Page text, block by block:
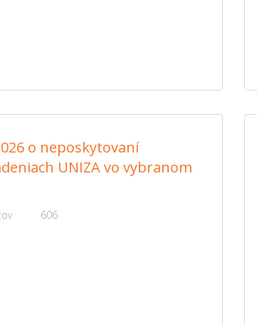
o neposkytovaní
UNIZA vo vybranom
606